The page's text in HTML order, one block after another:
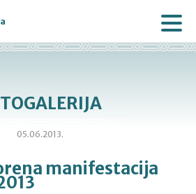
05.06.2013.
manifestacija